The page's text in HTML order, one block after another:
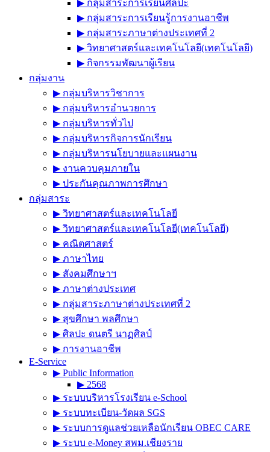
▶︎ กลุ่มสาระการเรียนศิลปะ
▶︎ กลุ่มสาระการเรียนรู้การงานอาชีพ
▶︎ กลุ่มสาระภาษาต่างประเทศที่ 2
▶︎ วิทยาศาสตร์และเทคโนโลยี(เทคโนโลยี)
▶︎ กิจกรรมพัฒนาผู้เรียน
กลุ่มงาน
▶︎ กลุ่มบริหารวิชาการ
▶︎ กลุ่มบริหารอำนวยการ
▶︎ กลุ่มบริหารทั่วไป
▶︎ กลุ่มบริหารกิจการนักเรียน
▶︎ กลุ่มบริหารนโยบายและแผนงาน
▶︎ งานควบคุมภายใน
▶︎ ประกันคุณภาพการศึกษา
กลุ่มสาระ
▶︎ วิทยาศาสตร์และเทคโนโลยี
▶︎ วิทยาศาสตร์และเทคโนโลยี(เทคโนโลยี)
▶︎ คณิตศาสตร์
▶︎ ภาษาไทย
▶︎ สังคมศึกษาฯ
▶︎ ภาษาต่างประเทศ
▶︎ กลุ่มสาระภาษาต่างประเทศที่ 2
▶︎ สุขศึกษา พลศึกษา
▶︎ ศิลปะ ดนตรี นาฏศิลป์
▶︎ การงานอาชีพ
E-Service
▶︎ Public Information
▶︎ 2568
▶︎ ระบบบริหารโรงเรียน e-School
▶︎ ระบบทะเบียน-วัดผล SGS
▶︎ ระบบการดูแลช่วยเหลือนักเรียน OBEC CARE
▶︎ ระบบ e-Money สพม.เชียงราย